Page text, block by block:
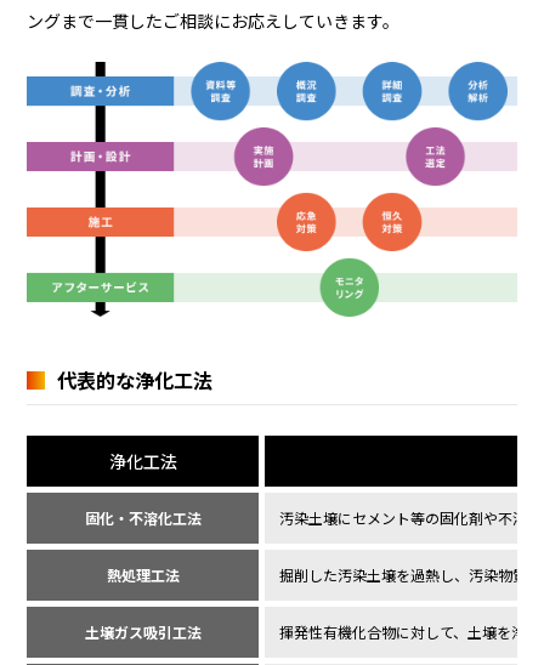
ングまで一貫したご相談にお応えしていきます。
代表的な浄化工法
浄化工法
固化・不溶化工法 汚染土壌にセメント等の固化剤や不溶
熱処理工法 掘削した汚染土壌を過熱し、汚染物質
土壌ガス吸引工法 揮発性有機化合物に対して、土壌を浄